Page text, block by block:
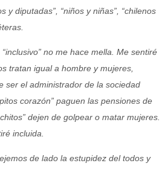
y diputadas”, “niños y niñas”, “chilenos
no me hace mella. Me sentiré
tratan igual a hombre y mujeres,
ser el administrador de la sociedad
corazón” paguen las pensiones de
dejen de golpear o matar mujeres.
incluida.
de lado la estupidez del todos y